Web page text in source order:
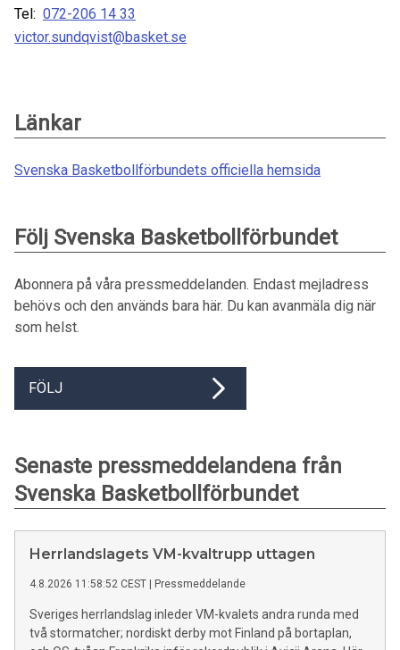
Tel: 072-206 14 33
victor.sundqvist@basket.se
Länkar
Svenska Basketbollförbundets officiella hemsida
Följ Svenska Basketbollförbundet
Abonnera på våra pressmeddelanden. Endast mejladress
behövs och den används bara här. Du kan avanmäla dig när
som helst.
FÖLJ
Senaste pressmeddelandena från
Svenska Basketbollförbundet
Herrlandslagets VM-kvaltrupp uttagen
4.8.2026 11:58:52 CEST Pressmeddelande
Sveriges herrlandslag inleder VM-kvalets andra runda med
två stormatcher; nordiskt derby mot Finland på bortaplan,